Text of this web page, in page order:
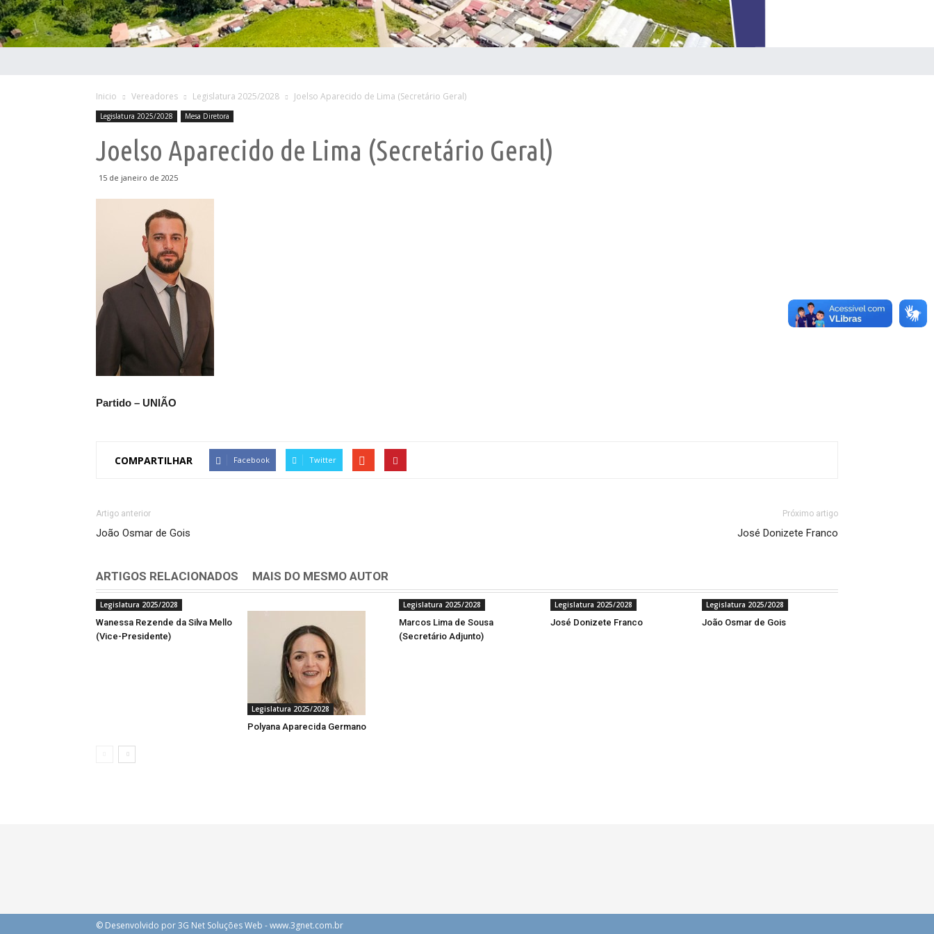
Inicio Vereadores Legislatura 2025/2028 Joelso Aparecido de Lima (Secretário Geral)
Legislatura 2025/2028 Mesa Diretora
Joelso Aparecido de Lima (Secretário Geral)
15 de janeiro de 2025
Partido – UNIÃO
COMPARTILHAR Facebook Twitter
Artigo anterior
João Osmar de Gois
Próximo artigo
José Donizete Franco
ARTIGOS RELACIONADOS MAIS DO MESMO AUTOR
Legislatura 2025/2028
Wanessa Rezende da Silva Mello
(Vice-Presidente)
Legislatura 2025/2028
Polyana Aparecida Germano
Legislatura 2025/2028
Marcos Lima de Sousa
(Secretário Adjunto)
Legislatura 2025/2028
José Donizete Franco
Legislatura 2025/2028
João Osmar de Gois
© Desenvolvido por 3G Net Soluções Web - www.3gnet.com.br